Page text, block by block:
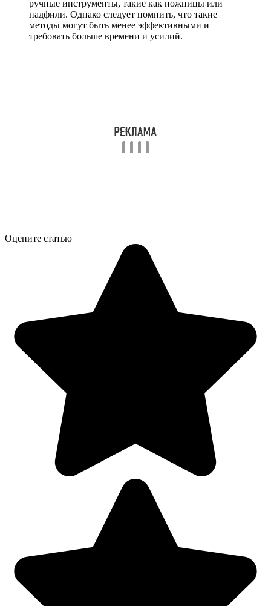
ручные инструменты, такие как ножницы или
надфили. Однако следует помнить, что такие
методы могут быть менее эффективными и
требовать больше времени и усилий.
Оцените статью